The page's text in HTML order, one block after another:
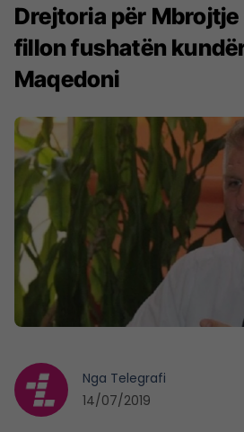
Drejtoria për
fillon fushatën
Maqedoni
Nga Telegrafi
14/07/2019